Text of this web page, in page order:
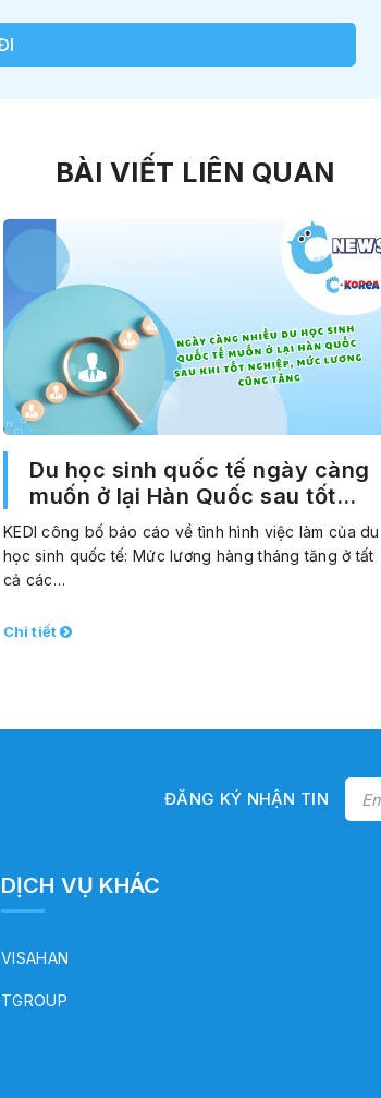
BÀI VIẾT LIÊN QUAN
Du học sinh quốc tế ngày càng
muốn ở lại Hàn Quốc sau tốt
nghiệp, thu nhập hàng tháng
cũng tăng
KEDI công bố báo cáo về tình hình việc làm của du
học sinh quốc tế: Mức lương hàng tháng tăng ở tất
cả các…
Chi tiết
ĐĂNG KÝ NHẬN TIN
DỊCH VỤ KHÁC
VISAHAN
TGROUP